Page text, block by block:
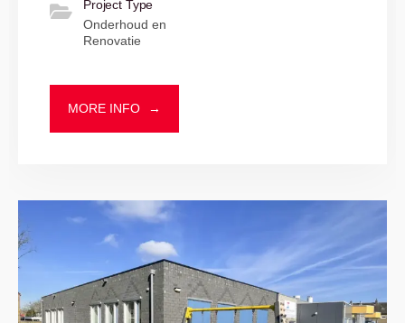
Project Type
Onderhoud en
Renovatie
MORE INFO →